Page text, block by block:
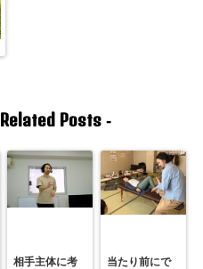
Related Posts-
相手主体に考
当たり前にで